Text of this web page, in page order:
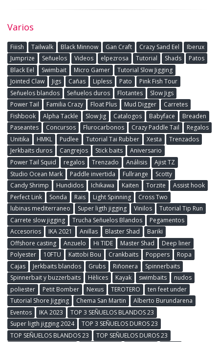
Varios
Fiiish Tailwalk Black Minnow Gan Craft Crazy Sand Eel
Iberux
Jumprize
Señuelos Videos elpezrosa Tutorial Shads
Patos
Black Eel
Swimbait Micro Gamer
Tutorial Slow Jigging
Jointed Claw
Jigs Cañas Lipless Pato
Pink Fish Tour
Señuelos blandos
Señuelos duros Flotantes
Slow Jigs
Power Tail
Familia Crazy Float Plus Mud Digger
Carretes
Fishbook
Alpha Tackle Slow Jig Catalogos Babyface
Breaden
Paseantes
Concursos Flurocarbonos Crazy Paddle Tail
Regalos
Unitika
HMKL Pudlee Tutorial Tai Rubber Xesta
Trenzados
Jerkbaits duros
Cangrejos Stick baits
Aniversario
Power Tail Squid
regalos Trenzado Análisis
Ajist TZ
Studio Ocean Mark
Paddle invertida Fullrange
Scotty
Candy Shrimp
Hundidos Ichikawa Kaiten Torzite
Assist hook
Perfect Link
Sonda Rais Light Spinning
Cross Two
lubinas mediterraneo
Super ligth jigging Vinilos
Tutorial Tip Run
Carrete slow jigging
Trucha Señuelos Blandos
Pegamentos
Accesorios
IKA 2021 Anillas Blaster Shad
Bariki
Offshore casting
Anzuelo Hi TIDE Master Shad
Deep liner
Polyester
10FTU Kattobi Bou Crankbaits Poppers
Ropa
Cajas
Jerkbaits blandos Grubs Riñonera
Spinnerbaits
Spinnerbait y buzzerbaits
Hèlices Kayak swimbaits
nudos
poliester
Petit Bomber Nexus TEROTERO
ten feet under
Tutorial Shore Jigging
Chema San Martin
Alberto Burundarena
Eventos
IKA 2023
TOP 3 SEÑUELOS BLANDOS 23
Super ligth jigging 2024
TOP 3 SEÑUELOS DUROS 23
TOP SEÑUELOS BLANDOS 23
TOP SEÑUELOS DUROS 23